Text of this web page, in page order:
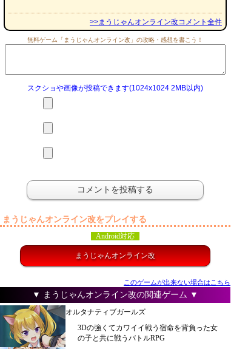
>>まうじゃんオンライン改コメント全件
無料ゲーム「まうじゃんオンライン改」の攻略・感想を書こう！
スクショや画像が投稿できます(1024x1024 2MB以内)
まうじゃんオンライン改をプレイする
Android対応
まうじゃんオンライン改
このゲームが出来ない場合はこちら
▼ まうじゃんオンライン改の関連ゲーム ▼
オルタナティブガールズ
3Dの強くてカワイイ戦う宿命を背負った女
の子と共に戦うバトルRPG